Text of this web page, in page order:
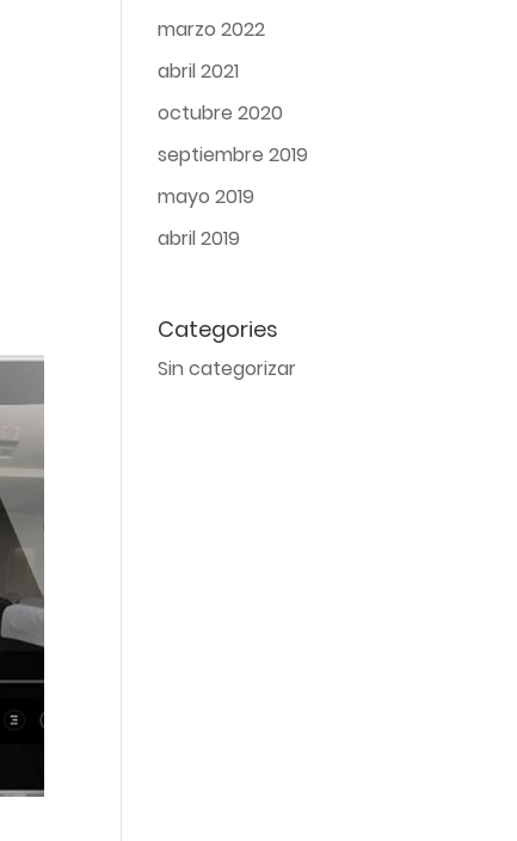
marzo 2022
abril 2021
octubre 2020
septiembre 2019
mayo 2019
abril 2019
Categories
Sin categorizar